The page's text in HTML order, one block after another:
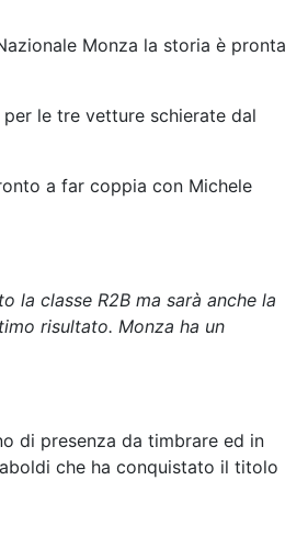
Monza la storia è pronta
le tre vetture schierate dal
a far coppia con Michele
la classe R2B ma sarà anche la
risultato. Monza ha un
di presenza da timbrare ed in
che ha conquistato il titolo